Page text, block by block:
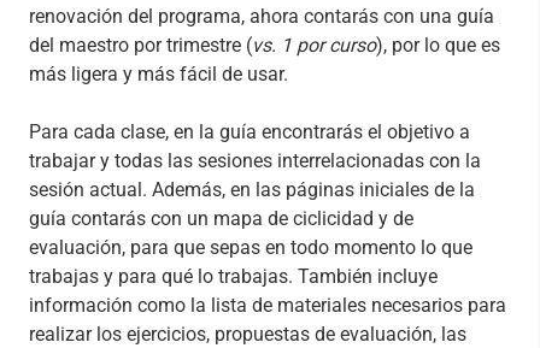
renovación del programa, ahora contarás con una guía
del maestro por trimestre (vs. 1 por curso), por lo que es
más ligera y más fácil de usar.
Para cada clase, en la guía encontrarás el objetivo a
trabajar y todas las sesiones interrelacionadas con la
sesión actual. Además, en las páginas iniciales de la
guía contarás con un mapa de ciclicidad y de
evaluación, para que sepas en todo momento lo que
trabajas y para qué lo trabajas. También incluye
información como la lista de materiales necesarios para
realizar los ejercicios, propuestas de evaluación, las